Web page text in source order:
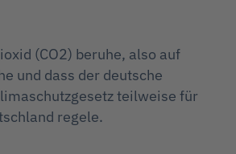
(CO2) beruhe, also auf
und dass der deutsche
teilweise für
regele.